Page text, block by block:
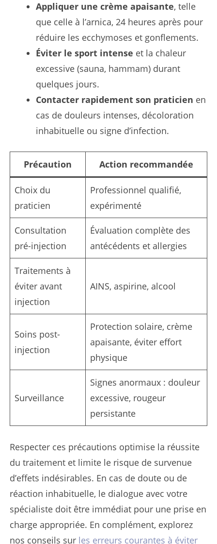
Appliquer une crème apaisante, telle
que celle à l’arnica, 24 heures après pour
réduire les ecchymoses et gonflements.
Éviter le sport intense et la chaleur
excessive (sauna, hammam) durant
quelques jours.
Contacter rapidement son praticien en
cas de douleurs intenses, décoloration
inhabituelle ou signe d’infection.
Précaution Action recommandée
Choix du
praticien
Professionnel qualifié,
expérimenté
Consultation
pré-injection
Évaluation complète des
antécédents et allergies
Traitements à
éviter avant
injection
AINS, aspirine, alcool
Soins post-
injection
Protection solaire, crème
apaisante, éviter effort
physique
Surveillance
Signes anormaux : douleur
excessive, rougeur
persistante
Respecter ces précautions optimise la réussite
du traitement et limite le risque de survenue
d’effets indésirables. En cas de doute ou de
réaction inhabituelle, le dialogue avec votre
spécialiste doit être immédiat pour une prise en
charge appropriée. En complément, explorez
nos conseils sur les erreurs courantes à éviter